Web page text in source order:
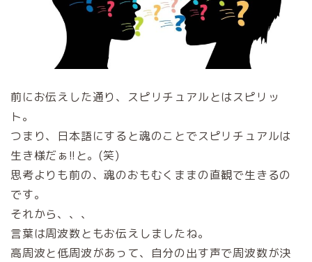
前にお伝えした通り、スピリチュアルとはスピリッ
ト。
つまり、日本語にすると魂のことでスピリチュアルは
生き様だぁ!!と。(笑)
思考よりも前の、魂のおもむくままの直観で生きるの
です。
それから、、、
言葉は周波数ともお伝えしましたね。
高周波と低周波があって、自分の出す声で周波数が決